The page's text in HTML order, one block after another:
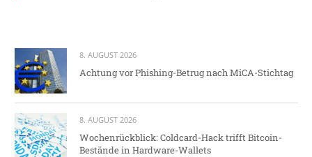
8. AUGUST 2026
Achtung vor Phishing-Betrug nach MiCA-Stichtag
8. AUGUST 2026
Wochenrückblick: Coldcard-Hack trifft Bitcoin-
Bestände in Hardware-Wallets